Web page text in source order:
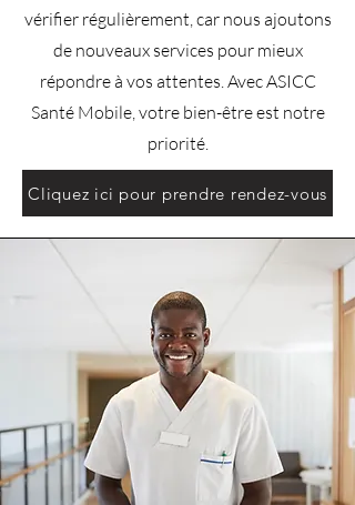
vérifier régulièrement, car nous ajoutons
de nouveaux services pour mieux
répondre à vos attentes. Avec ASICC
Santé Mobile, votre bien-être est notre
priorité.
Cliquez ici pour prendre rendez-vous